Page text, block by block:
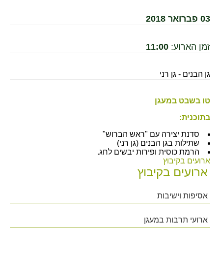
03 פברואר 2018
זמן הארוע:
גן הבנים - גן רני
טו בשבט במעגן
בתוכנית:
סדנת יצירה עם "ראש הברוש"
שתילות בגן הבנים (גן רני)
הרמת כוסית ופירות יבשים לחג.
ארועים בקיבוץ
ארועים בקיבוץ
אסיפות וישיבות
ארועי תרבות במעגן